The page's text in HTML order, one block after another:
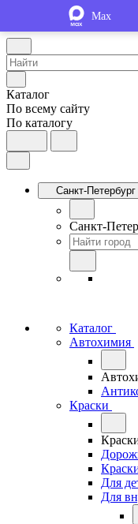
Каталог
По всему сайту
По каталогу
Санкт-Петербург
Санкт-
Каталог
Автохимия
Краски
Для
Для
Max